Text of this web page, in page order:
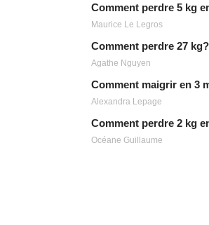
Comment perdre 5 kg
Maurice Le Legros
Comment perdre 27 kg?
Agathe Nguyen
Comment maigrir en 3
Alexandra Lepage
Comment perdre 2 kg
Océane Guillaume